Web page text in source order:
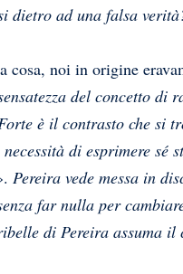
dietro ad una falsa
cosa, noi in origine
del concetto di
è il contrasto che si
di esprimere sé
Pereira vede messa in
far nulla per
di Pereira assuma